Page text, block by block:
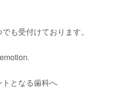
も受付けております。
となる歯科へ